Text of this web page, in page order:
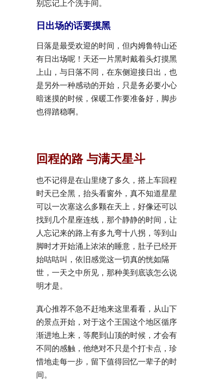
别忘记上个洗手间。
日出场的话要摸黑
日落是最受欢迎的时间，但内姆鲁特山还
有日出场呢！天还一片黑时戴着头灯摸黑
上山，与日落不同，在东侧迎接日出，也
是另外一种感动的开始，只是务必要小心
暗迷摸的时候，保暖工作要准备好，脚步
也得踏稳啊。
回程的路 与满天星斗
也不记得是在山里绕了多久，搭上车回程
时天已全黑，抬头看窗外，真不知道星星
可以一次塞这么多颗在天上，好像还可以
找到几个星座连线，那个静静的时间，让
人忘记来的路上有多九弯十八拐，等到山
脚时才开始涌上浓浓的睡意，肚子已经开
始咕咕叫，依旧感觉这一切真的恍如隔
世，一天之中所见，那种美到底该怎么说
明才是。
真心推荐不急不赶地来这里看看，从山下
的景点开始，对于这个王国这个地区循序
渐进地上来，等爬到山顶的时候，才会有
不同的感触，他绝对不只是个打卡点，珍
惜地走每一步，留下值得回忆一辈子的时
间。